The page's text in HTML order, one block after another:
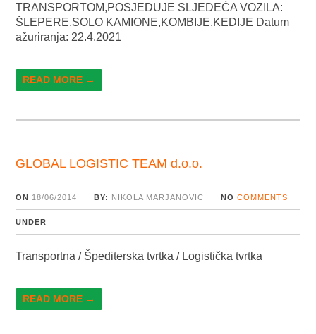
TRANSPORTOM,POSJEDUJE SLJEDEĆA VOZILA:
ŠLEPERE,SOLO KAMIONE,KOMBIJE,KEDIJE Datum
ažuriranja: 22.4.2021
READ MORE →
GLOBAL LOGISTIC TEAM d.o.o.
ON 18/06/2014 BY: NIKOLA MARJANOVIC NO COMMENTS
UNDER
Transportna / Špediterska tvrtka / Logistička tvrtka
READ MORE →